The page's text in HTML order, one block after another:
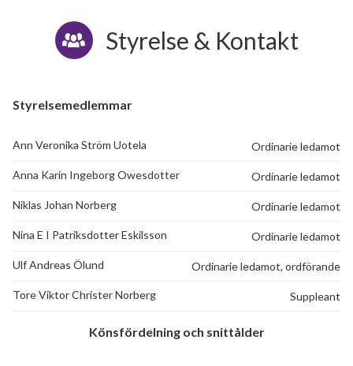
Styrelse & Kontakt
Styrelsemedlemmar
Ann Veronika Ström Uotela Ordinarie ledamot
Anna Karin Ingeborg Owesdotter Ordinarie ledamot
Niklas Johan Norberg Ordinarie ledamot
Nina E I Patriksdotter Eskilsson Ordinarie ledamot
Ulf Andreas Ölund Ordinarie ledamot, ordförande
Tore Viktor Christer Norberg Suppleant
Könsfördelning och snittålder